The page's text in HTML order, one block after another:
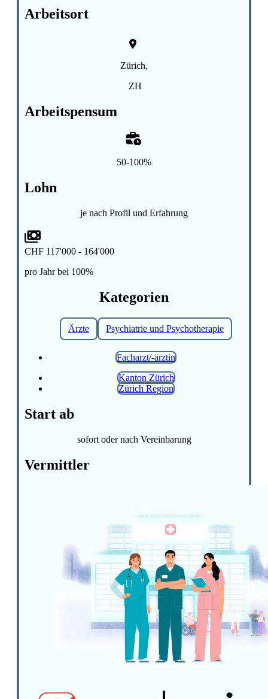
Arbeitsort
Zürich,
ZH
Arbeitspensum
50-100%
Lohn
je nach Profil und Erfahrung
CHF 117'000 - 164'000
pro Jahr bei 100%
Kategorien
Ärzte Psychiatrie und Psychotherapie
Facharzt/-ärztin
Kanton Zürich
Zürich Region
Start ab
sofort oder nach Vereinbarung
Vermittler